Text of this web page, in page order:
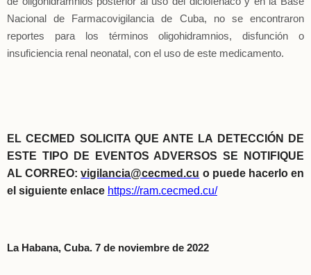
Nacional de Farmacovigilancia de Cuba, no se encontraron
reportes para los términos oligohidramnios, disfunción o
insuficiencia renal neonatal, con el uso de este medicamento.
EL CECMED SOLICITA QUE ANTE LA DETECCIÓN DE
ESTE TIPO DE EVENTOS ADVERSOS SE NOTIFIQUE
AL CORREO:vigilancia@cecmed.cu o puede hacerlo en
el siguiente enlace https://ram.cecmed.cu/
La Habana, Cuba. 7 de noviembre de 2022